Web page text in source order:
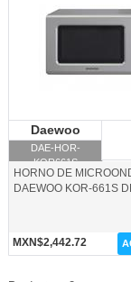
Daewoo
DAE-HOR-
KOR661S
HORNO DE
DAEWOO KOR-661S
MXN$2,442.72